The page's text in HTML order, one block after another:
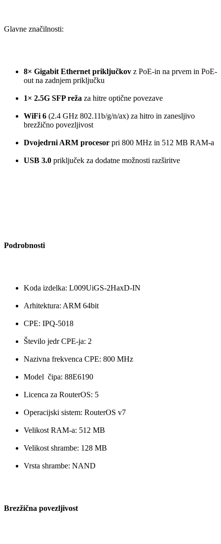
Glavne značilnosti:
8× Gigabit Ethernet priključkov z PoE-in na prvem in PoE-
out na zadnjem priključku
1× 2.5G SFP reža za hitre optične povezave
WiFi 6 (2.4 GHz 802.11b/g/n/ax) za hitro in zanesljivo
brezžično povezljivost
Dvojedrni ARM procesor pri 800 MHz in 512 MB RAM-a
USB 3.0 priključek za dodatne možnosti razširitve
Podrobnosti
Koda izdelka: L009UiGS-2HaxD-IN
Arhitektura: ARM 64bit
CPE: IPQ-5018
Število jedr CPE-ja: 2
Nazivna frekvenca CPE: 800 MHz
Model čipa: 88E6190
Licenca za RouterOS: 5
Operacijski sistem: RouterOS v7
Velikost RAM-a: 512 MB
Velikost shrambe: 128 MB
Vrsta shrambe: NAND
Brezžična povezljivost